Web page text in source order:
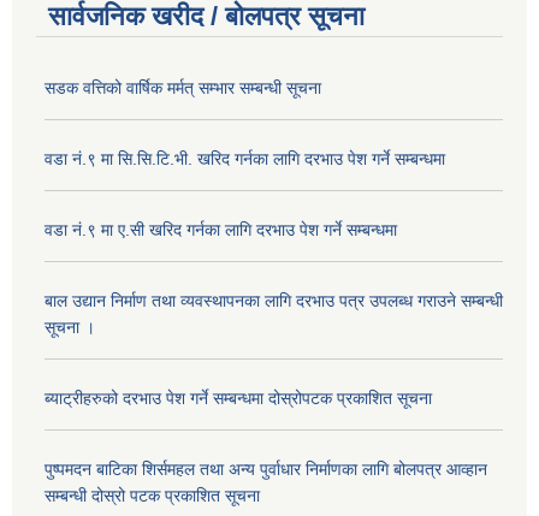
सार्वजनिक खरीद / बोलपत्र सूचना
सडक वत्तिको वार्षिक मर्मत् सम्भार सम्बन्धी सूचना
वडा नं.९ मा सि.सि.टि.भी. खरिद गर्नका लागि दरभाउ पेश गर्ने सम्बन्धमा
वडा नं.९ मा ए.सी खरिद गर्नका लागि दरभाउ पेश गर्ने सम्बन्धमा
बाल उद्यान निर्माण तथा व्यवस्थापनका लागि दरभाउ पत्र उपलब्ध गराउने सम्बन्धी
सूचना ।
ब्याट्रीहरुको दरभाउ पेश गर्ने सम्बन्धमा दोस्रोपटक प्रकाशित सूचना
पुष्पमदन बाटिका शिर्समहल तथा अन्य पुर्वाधार निर्माणका लागि बोलपत्र आव्हान
सम्बन्धी दोस्रो पटक प्रकाशित सूचना